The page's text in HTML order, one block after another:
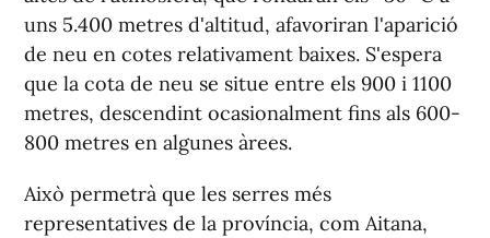
uns 5.400 metres d'altitud, afavoriran l'aparició
de neu en cotes relativament baixes. S'espera
que la cota de neu se situe entre els 900 i 1100
metres, descendint ocasionalment fins als 600-
800 metres en algunes àrees.
Això permetrà que les serres més
representatives de la província, com Aitana,